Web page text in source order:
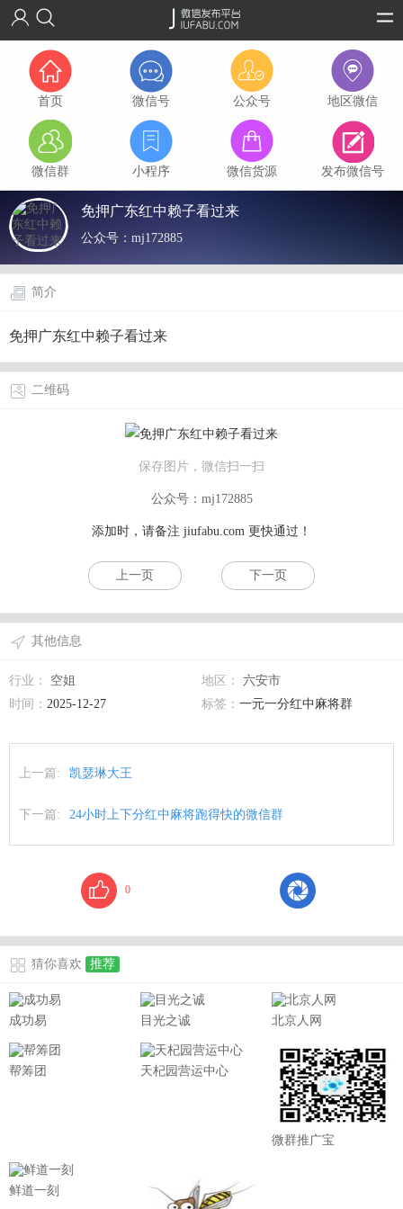
首页 微信号 公众号 地区微信
微信群 小程序 微信货源 发布微信号
免押广东红中赖子看过来
公众号： mj172885
简介
免押广东红中赖子看过来
二维码
保存图片，微信扫一扫
公众号：mj172885
添加时，请备注 jiufabu.com 更快通过！
上一页 下一页
其他信息
行业： 空姐 地区：
六安市
时间： 2025-12-27 标签： 一元一分红中麻将群
上一篇: 凯瑟琳大王
下一篇: 24小时上下分红中麻将跑得快的微信群
0
猜你喜欢 推荐
成功易 目光之诚 北京人网
帮筹团 天杞园营运中心
微群推广宝
鲜道一刻